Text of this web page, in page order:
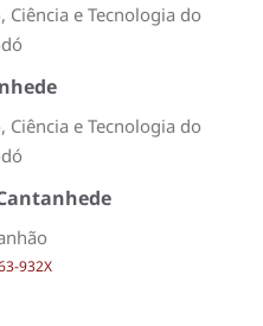
e Tecnologia do
e Tecnologia do
932X